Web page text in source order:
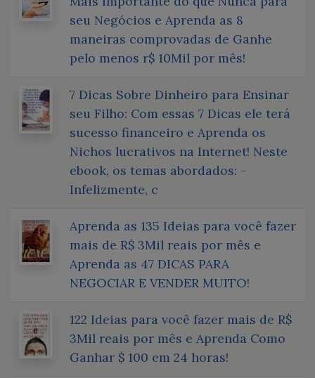
seu Negócios e Aprenda as 8
maneiras comprovadas de Ganhe
pelo menos r$ 10Mil por mês!
7 Dicas Sobre Dinheiro para Ensinar
seu Filho: Com essas 7 Dicas ele terá
sucesso financeiro e Aprenda os
Nichos lucrativos na Internet! Neste
ebook, os temas abordados: -
Infelizmente, c
Aprenda as 135 Ideias para você fazer
mais de R$ 3Mil reais por mês e
Aprenda as 47 DICAS PARA
NEGOCIAR E VENDER MUITO!
122 Ideias para você fazer mais de R$
3Mil reais por mês e Aprenda Como
Ganhar $ 100 em 24 horas!